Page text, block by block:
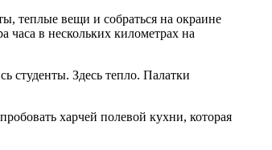
теплые вещи и собраться на окраине
часа в нескольких километрах на
студенты. Здесь тепло. Палатки
харчей полевой кухни, которая